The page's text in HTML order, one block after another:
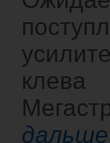
клева
дальше